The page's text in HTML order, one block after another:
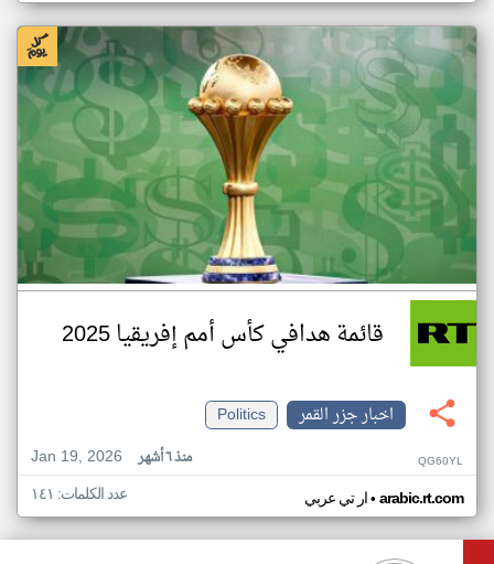
قائمة هدافي كأس أمم إفريقيا 2025
اخبار جزر القمر
Politics
Jan 19, 2026
منذ ٦ أشهر QG60YL
ار تي عربي• arabic.rt.com عدد الكلمات: ١٤١